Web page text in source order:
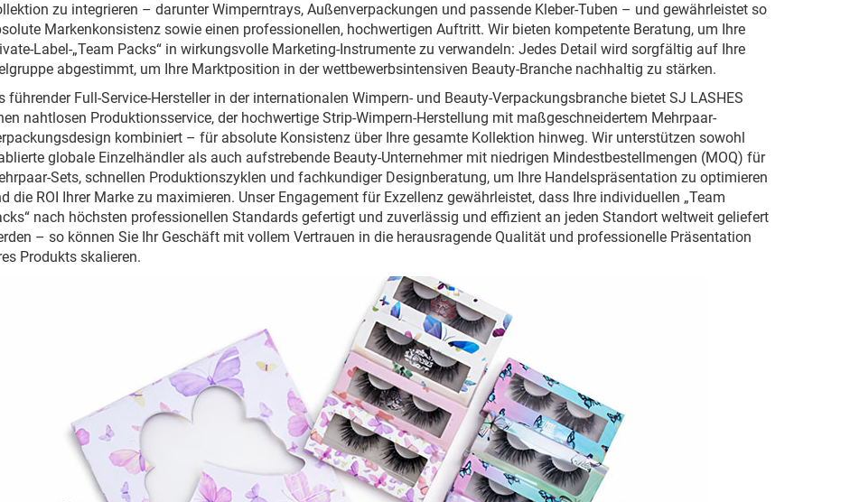
zu integrieren – darunter Wimperntrays, Außenverpackungen und passende Kleber-Tuben – und gewährleistet so
Markenkonsistenz sowie einen professionellen, hochwertigen Auftritt. Wir bieten kompetente Beratung, um Ihre
Label-„Team Packs“ in wirkungsvolle Marketing-Instrumente zu verwandeln: Jedes Detail wird sorgfältig auf Ihre
abgestimmt, um Ihre Marktposition in der wettbewerbsintensiven Beauty-Branche nachhaltig zu stärken.
führender Full-Service-Hersteller in der internationalen Wimpern- und Beauty-Verpackungsbranche bietet SJ LASHES
nahtlosen Produktionsservice, der hochwertige Strip-Wimpern-Herstellung mit maßgeschneidertem Mehrpaar-
kombiniert – für absolute Konsistenz über Ihre gesamte Kollektion hinweg. Wir unterstützen sowohl
globale Einzelhändler als auch aufstrebende Beauty-Unternehmer mit niedrigen Mindestbestellmengen (MOQ) für
Sets, schnellen Produktionszyklen und fachkundiger Designberatung, um Ihre Handelspräsentation zu optimieren
die ROI Ihrer Marke zu maximieren. Unser Engagement für Exzellenz gewährleistet, dass Ihre individuellen „Team
nach höchsten professionellen Standards gefertigt und zuverlässig und effizient an jeden Standort weltweit geliefert
– so können Sie Ihr Geschäft mit vollem Vertrauen in die herausragende Qualität und professionelle Präsentation
Produkts skalieren.